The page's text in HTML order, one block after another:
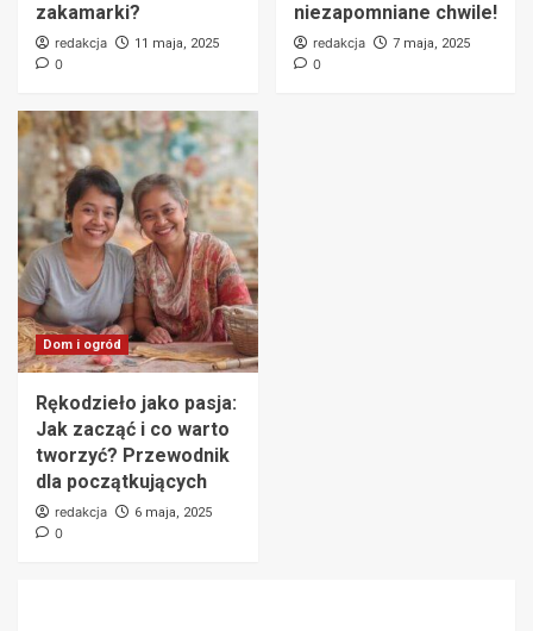
zakamarki?
redakcja 11 maja, 2025
0
niezapomniane chwile!
redakcja 7 maja, 2025
0
Dom i ogród
Rękodzieło jako pasja:
Jak zacząć i co warto
tworzyć? Przewodnik
dla początkujących
redakcja 6 maja, 2025
0